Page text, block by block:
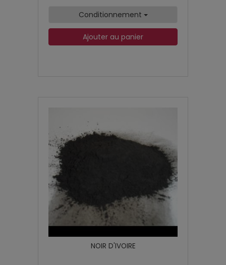
Conditionnement
Ajouter au panier
NOIR D'IVOIRE